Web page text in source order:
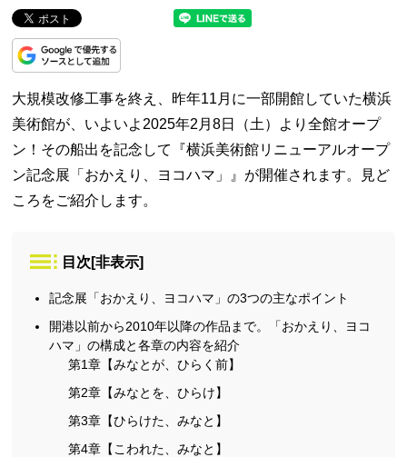
大規模改修工事を終え、昨年11月に一部開館していた横浜
美術館が、いよいよ2025年2月8日（土）より全館オープ
ン！その船出を記念して『横浜美術館リニューアルオープ
ン記念展「おかえり、ヨコハマ」』が開催されます。見ど
ころをご紹介します。
目次 [非表示]
記念展「おかえり、ヨコハマ」の3つの主なポイント
開港以前から2010年以降の作品まで。「おかえり、ヨコ
ハマ」の構成と各章の内容を紹介
第1章【みなとが、ひらく前】
第2章【みなとを、ひらけ】
第3章【ひらけた、みなと】
第4章【こわれた、みなと】